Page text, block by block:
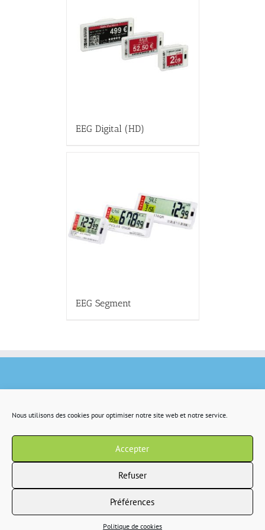
Nous utilisons des cookies pour optimiser notre site web et notre service.
Accepter
Refuser
Préférences
Politique de cookies
EEG Digital (HD)
EEG Segment
Copyright 2022 IR2S tous droits résservés |CGV|